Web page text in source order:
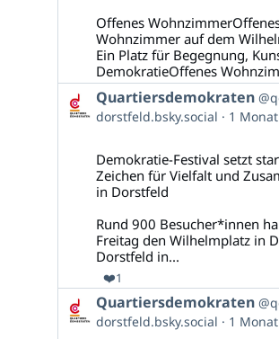
Bluesky
ansehen
Offenes
Wohnzimmer auf dem
Ein Platz für Begegnung,
DemokratieOffenes
Beitrag
von
Quartiersdemokraten
Bluesky
ansehen
Quartiersdemokraten
dorstfeld.bsky.social
1 Monat
Demokratie-Festival setzt
Zeichen für Vielfalt und
in Dorstfeld
Rund 900 Besucher*innen
Freitag den Wilhelmplatz in
Dorstfeld in...
❤️1
Beitrag
von
Quartiersdemokraten
Quartiersdemokraten
dorstfeld.bsky.social
1 Monat